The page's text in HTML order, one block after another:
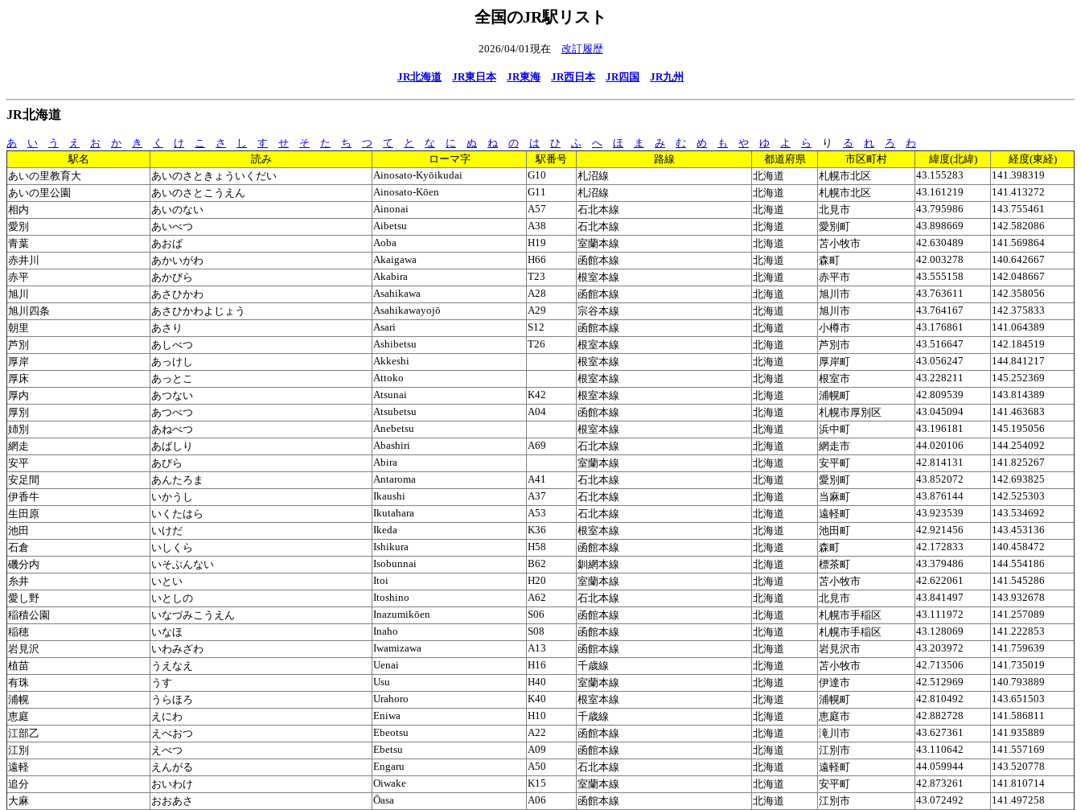
全国のJR駅リスト
2026/04/01現在 改訂履歴
JR北海道 JR東日本 JR東海 JR西日本 JR四国 JR九州
JR北海道
あ い う え お か き く け こ さ し す せ そ た ち つ て と な に ぬ ね の は ひ ふ へ ほ ま み む め も や ゆ よ ら り る れ ろ
わ
駅名
読み ローマ字 駅番号 路線 都道府県 市区町村 緯度(北緯)
経度(東経)
あいの里教育大
あいのさときょういくだい Ainosato-Kyōikudai G10 札沼線 北海道 札幌市北区 43.155283
141.398319
あいの里公園
あいのさとこうえん Ainosato-Kōen G11 札沼線 北海道 札幌市北区 43.161219
141.413272
相内
あいのない Ainonai A57 石北本線 北海道 北見市 43.795986
143.755461
愛別
あいべつ Aibetsu A38 石北本線 北海道 愛別町 43.898669
142.582086
青葉
あおば Aoba H19 室蘭本線 北海道 苫小牧市 42.630489
141.569864
赤井川
あかいがわ Akaigawa H66 函館本線 北海道 森町 42.003278
140.642667
赤平
あかびら Akabira T23 根室本線 北海道 赤平市 43.555158
142.048667
旭川
あさひかわ Asahikawa A28 函館本線 北海道 旭川市 43.763611
142.358056
旭川四条
あさひかわよじょう Asahikawayojō A29 宗谷本線 北海道 旭川市 43.764167
142.375833
朝里
あさり Asari S12 函館本線 北海道 小樽市 43.176861
141.064389
芦別
あしべつ Ashibetsu T26 根室本線 北海道 芦別市 43.516647
142.184519
厚岸
あっけし Akkeshi 根室本線 北海道 厚岸町 43.056247
144.841217
厚床
あっとこ Attoko 根室本線 北海道 根室市 43.228211
145.252369
厚内
あつない Atsunai K42 根室本線 北海道 浦幌町 42.809539
143.814389
厚別
あつべつ Atsubetsu A04 函館本線 北海道 札幌市厚別区 43.045094
141.463683
姉別
あねべつ Anebetsu 根室本線 北海道 浜中町 43.196181
145.195056
網走
あばしり Abashiri A69 石北本線 北海道 網走市 44.020106
144.254092
安平
あびら Abira 室蘭本線 北海道 安平町 42.814131
141.825267
安足間
あんたろま Antaroma A41 石北本線 北海道 愛別町 43.852072
142.693825
伊香牛
いかうし Ikaushi A37 石北本線 北海道 当麻町 43.876144
142.525303
生田原
いくたはら Ikutahara A53 石北本線 北海道 遠軽町 43.923539
143.534692
池田
いけだ Ikeda K36 根室本線 北海道 池田町 42.921456
143.453136
石倉
いしくら Ishikura H58 函館本線 北海道 森町 42.172833
140.458472
磯分内
いそぶんない Isobunnai B62 釧網本線 北海道 標茶町 43.379486
144.554186
糸井
いとい Itoi H20 室蘭本線 北海道 苫小牧市 42.622061
141.545286
愛し野
いとしの Itoshino A62 石北本線 北海道 北見市 43.841497
143.932678
稲積公園
いなづみこうえん Inazumikōen S06 函館本線 北海道 札幌市手稲区 43.111972
141.257089
稲穂
いなほ Inaho S08 函館本線 北海道 札幌市手稲区 43.128069
141.222853
岩見沢
いわみざわ Iwamizawa A13 函館本線 北海道 岩見沢市 43.203972
141.759639
植苗
うえなえ Uenai H16 千歳線 北海道 苫小牧市 42.713506
141.735019
有珠
うす Usu H40 室蘭本線 北海道 伊達市 42.512969
140.793889
浦幌
うらほろ Urahoro K40 根室本線 北海道 浦幌町 42.810492
143.651503
恵庭
えにわ Eniwa H10 千歳線 北海道 恵庭市 42.882728
141.586811
江部乙
えべおつ Ebeotsu A22 函館本線 北海道 滝川市 43.627361
141.935889
江別
えべつ Ebetsu A09 函館本線 北海道 江別市 43.110642
141.557169
遠軽
えんがる Engaru A50 石北本線 北海道 遠軽町 44.059944
143.520778
追分
おいわけ Oiwake K15 室蘭本線 北海道 安平町 42.873261
141.810714
大麻
おおあさ Ōasa A06 函館本線 北海道 江別市 43.072492
141.497258